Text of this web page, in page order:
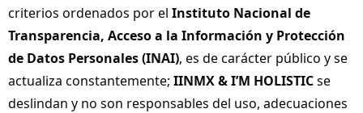
criterios ordenados por el Instituto Nacional de
Transparencia, Acceso a la Información y Protección
de Datos Personales (INAI), es de carácter público y se
actualiza constantemente; IINMX & I’M HOLISTICse
deslindan y no son responsables del uso, adecuaciones